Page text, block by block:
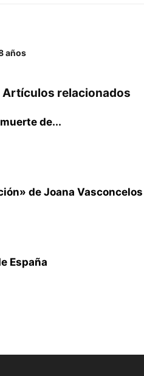
años
Artículos relacionados
de...
de Joana Vasconcelos
España